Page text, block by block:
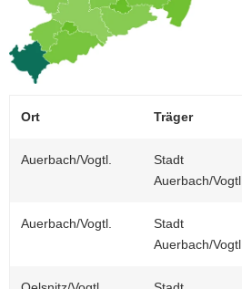
Ort Träger
Auerbach/Vogtl.
Stadt
Auerbach/Vogtl.
Auerbach/Vogtl.
Stadt
Auerbach/Vogtl.